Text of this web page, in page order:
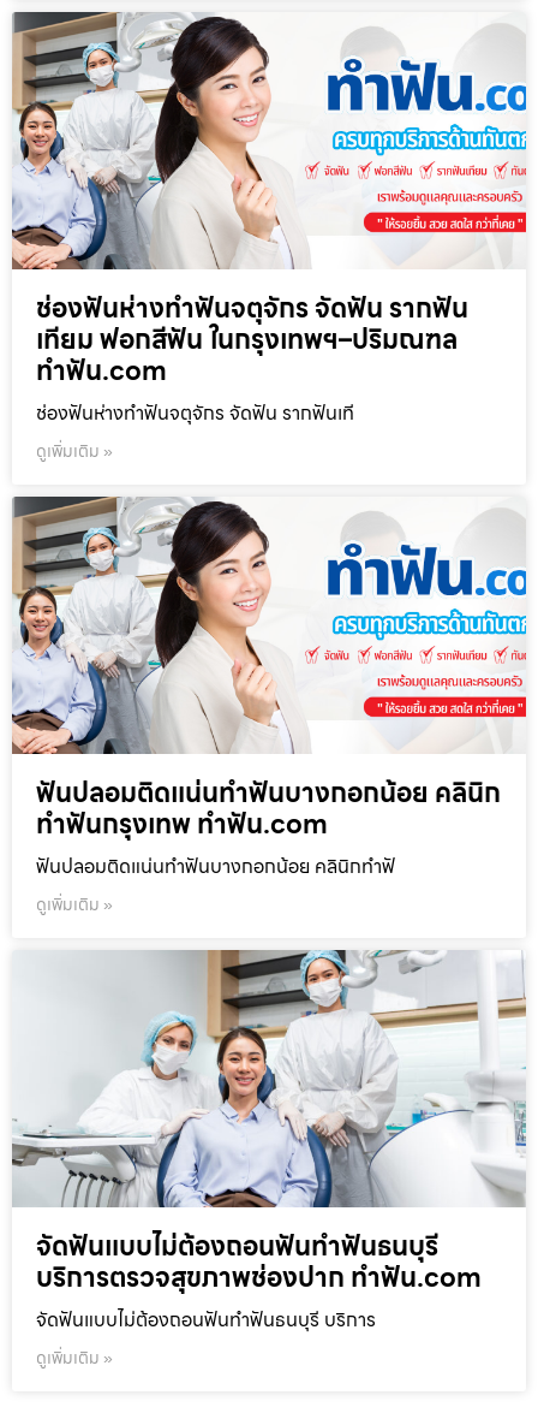
ช่องฟันห่างทำฟันจตุจักร จัดฟัน รากฟัน
เทียม ฟอกสีฟัน ในกรุงเทพฯ–ปริมณฑล
ทำฟัน.com
ช่องฟันห่างทำฟันจตุจักร จัดฟัน รากฟันเที
ดูเพิ่มเติม »
ฟันปลอมติดแน่นทำฟันบางกอกน้อย คลินิก
ทำฟันกรุงเทพ ทำฟัน.com
ฟันปลอมติดแน่นทำฟันบางกอกน้อย คลินิกทำฟั
ดูเพิ่มเติม »
จัดฟันแบบไม่ต้องถอนฟันทำฟันธนบุรี
บริการตรวจสุขภาพช่องปาก ทำฟัน.com
จัดฟันแบบไม่ต้องถอนฟันทำฟันธนบุรี บริการ
ดูเพิ่มเติม »